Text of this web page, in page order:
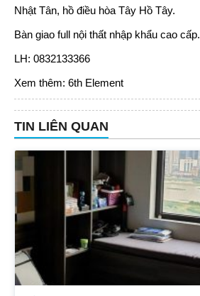
Nhật Tân, hồ điều hòa Tây Hồ Tây.
Bàn giao full nội thất nhập khẩu cao cấp.
LH: 0832133366
Xem thêm: 6th Element
TIN LIÊN QUAN